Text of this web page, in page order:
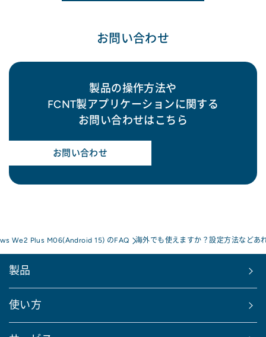
お問い合わせ
製品の操作方法や
FCNT製アプリケーションに関する
お問い合わせはこちら
お問い合わせ
We2 Plus M06(Android 15) のFAQ 海外でも使えますか？設定方法などあ
製品
使い方